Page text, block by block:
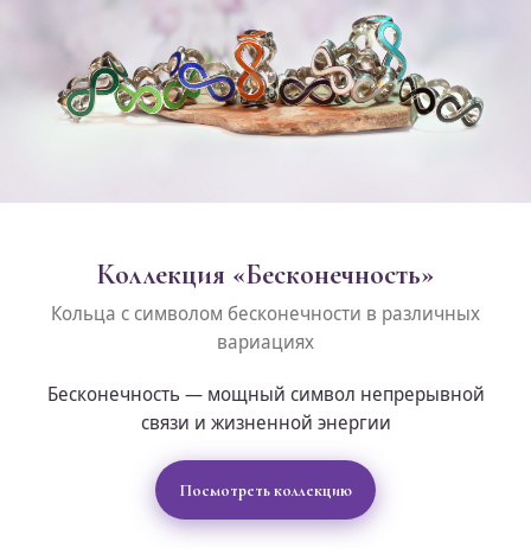
Коллекция «Бесконечность»
Кольца с символом бесконечности в различных
вариациях
Бесконечность — мощный символ непрерывной
связи и жизненной энергии
Посмотреть коллекцию